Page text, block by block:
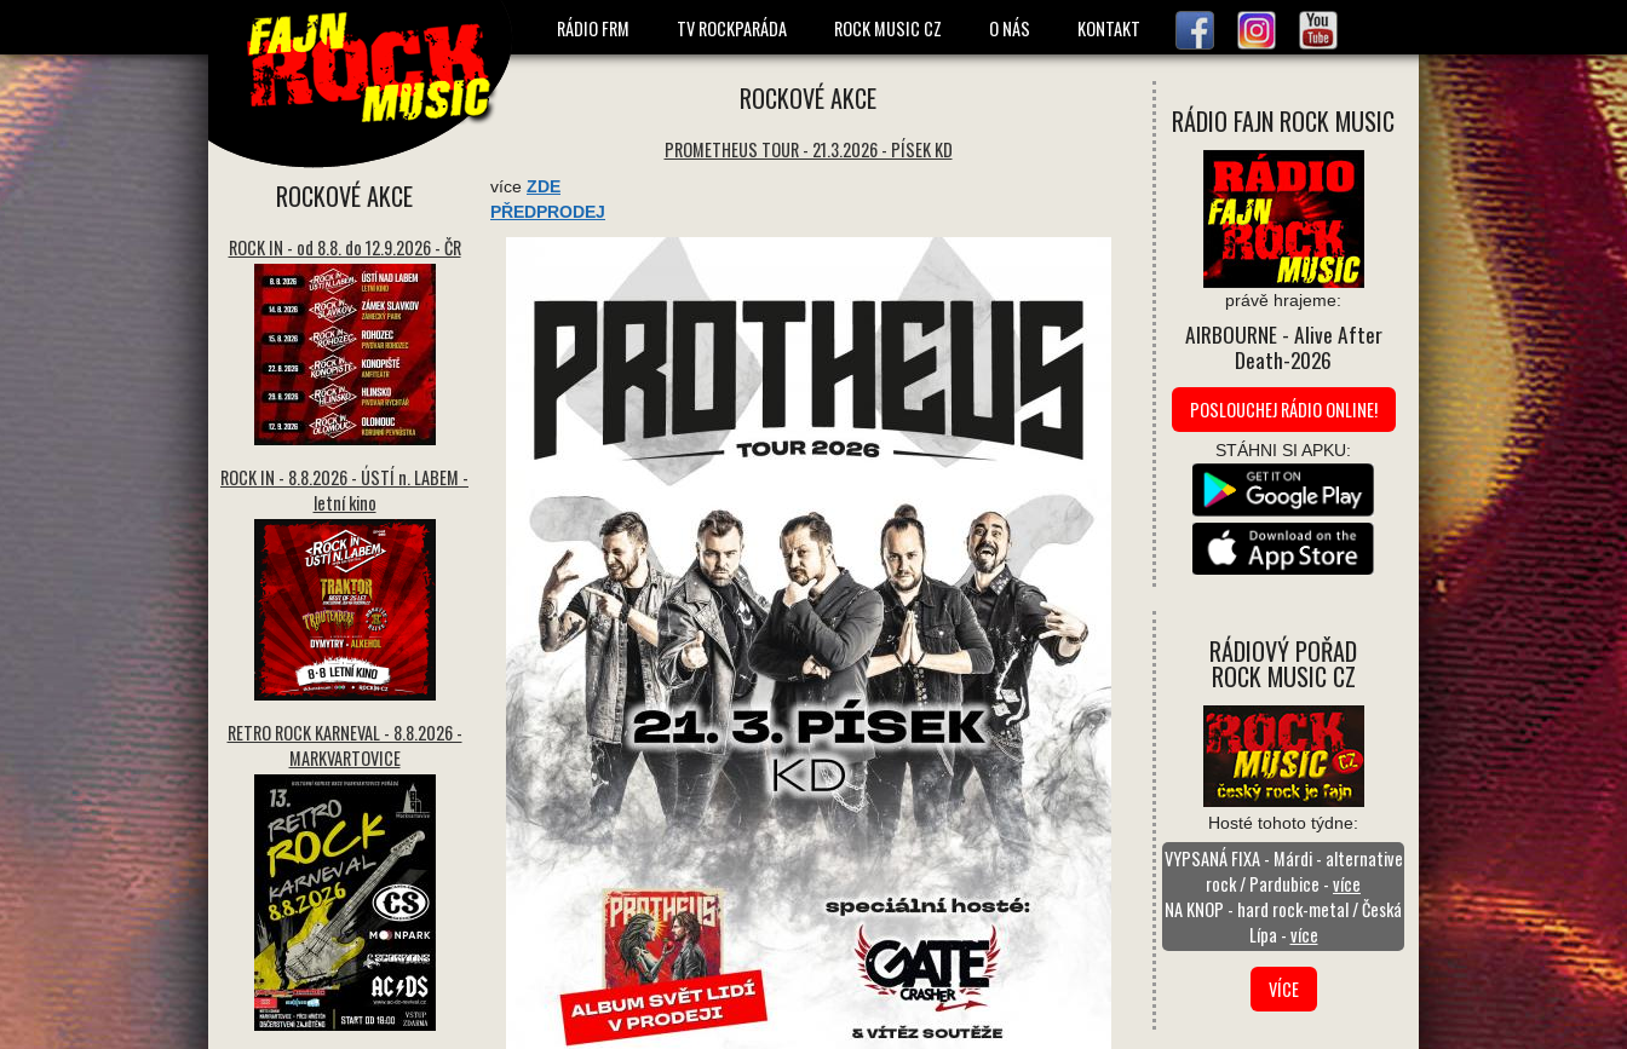
RÁDIO FRM TV ROCKPARÁDA ROCK MUSIC CZ O NÁS KONTAKT
ROCKOVÉ AKCE
ROCK IN - od 8.8. do 12.9.2026 - ČR
ROCK IN - 8.8.2026 - ÚSTÍ n. LABEM -
letní kino
RETRO ROCK KARNEVAL - 8.8.2026 -
MARKVARTOVICE
ROCKOVÉ AKCE
PROMETHEUS TOUR - 21.3.2026 - PÍSEK KD
více ZDE
PŘEDPRODEJ
RÁDIO FAJN ROCK MUSIC
právě hrajeme:
AIRBOURNE- Alive After
Death-2026
POSLOUCHEJ RÁDIO ONLINE!
STÁHNI SI APKU:
RÁDIOVÝ POŘAD
ROCK MUSIC CZ
Hosté tohoto týdne:
VYPSANÁ FIXA - Márdi - alternative
rock / Pardubice -více
NA KNOP - hard rock-metal / Česká
Lípa -více
VÍCE